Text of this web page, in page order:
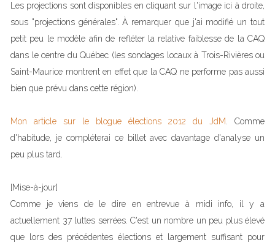
Les projections sont disponibles en cliquant sur l'image ici à droite,
sous "projections générales". À remarquer que j'ai modifié un tout
petit peu le modèle afin de refléter la relative faiblesse de la CAQ
dans le centre du Québec (les sondages locaux à Trois-Rivières ou
Saint-Maurice montrent en effet que la CAQ ne performe pas aussi
bien que prévu dans cette région).
Mon article sur le blogue élections 2012 du JdM . Comme
d'habitude, je compléterai ce billet avec davantage d'analyse un
peu plus tard.
[Mise-à-jour]
Comme je viens de le dire en entrevue à midi info, il y a
actuellement 37 luttes serrées. C'est un nombre un peu plus élevé
que lors des précédentes élections et largement suffisant pour